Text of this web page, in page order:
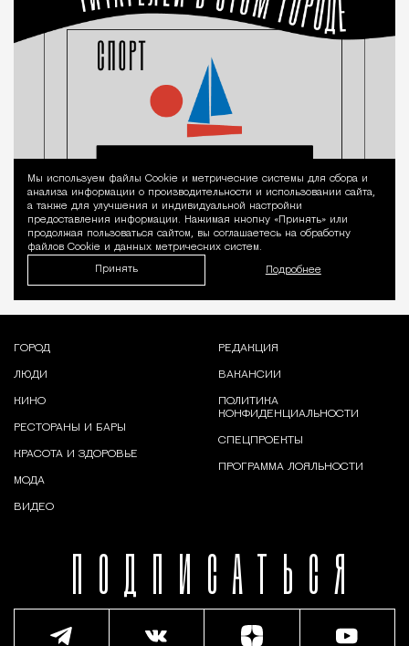
Уведомление
Мы используем файлы Сookie и метрические системы для сбора и
анализа информации о производительности и использовании сайта,
а также для улучшения и индивидуальной настройки
предоставления информации. Нажимая кнопку «Принять» или
продолжая пользоваться сайтом, вы соглашаетесь на обработку
файлов Cookie и данных метрических систем.
Принять Подробнее
ПОДПИСАТЬСЯ
ГОРОД
ЛЮДИ
КИНО
РЕСТОРАНЫ И БАРЫ
КРАСОТА И ЗДОРОВЬЕ
МОДА
ВИДЕО
РЕДАКЦИЯ
ВАКАНСИИ
ПОЛИТИКА
КОНФИДЕНЦИАЛЬНОСТИ
СПЕЦПРОЕКТЫ
ПРОГРАММА ЛОЯЛЬНОСТИ